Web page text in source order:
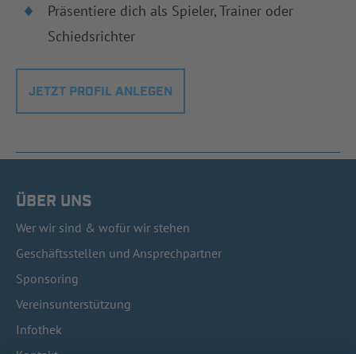
Präsentiere dich als Spieler, Trainer oder
Schiedsrichter
JETZT PROFIL ANLEGEN
ÜBER UNS
Wer wir sind & wofür wir stehen
Geschäftsstellen und Ansprechpartner
Sponsoring
Vereinsunterstützung
Infothek